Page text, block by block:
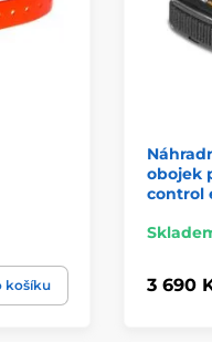
košíku
obojek
control
3 690